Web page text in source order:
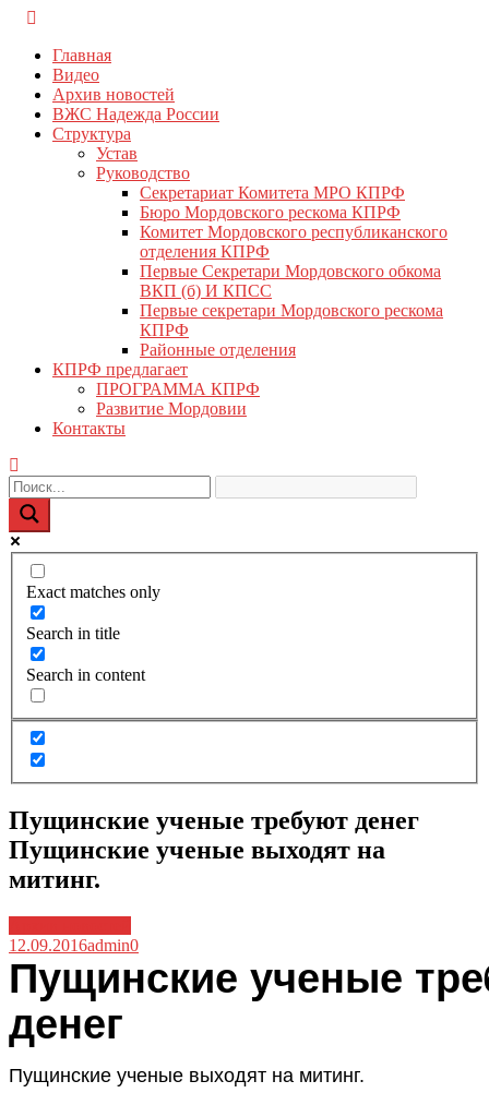
Перейти
содержимому
Главная
Видео
Архив новостей
ВЖС Надежда России
Структура
Устав
Руководство
Секретариат Комитета МРО КПРФ
Бюро Мордовского рескома КПРФ
Комитет Мордовского республиканского
отделения КПРФ
Первые Секретари Мордовского обкома
ВКП (б) И КПСС
Первые секретари Мордовского рескома
КПРФ
Районные отделения
КПРФ предлагает
ПРОГРАММА КПРФ
Развитие Мордовии
Контакты
Exact matches only
Search in title
Search in content
Пущинские ученые требуют денег
Пущинские ученые выходят на
митинг.
12.09.2016admin0
Пущинские ученые
денег
Пущинские ученые выходят на митинг.
Навигация
по
записям